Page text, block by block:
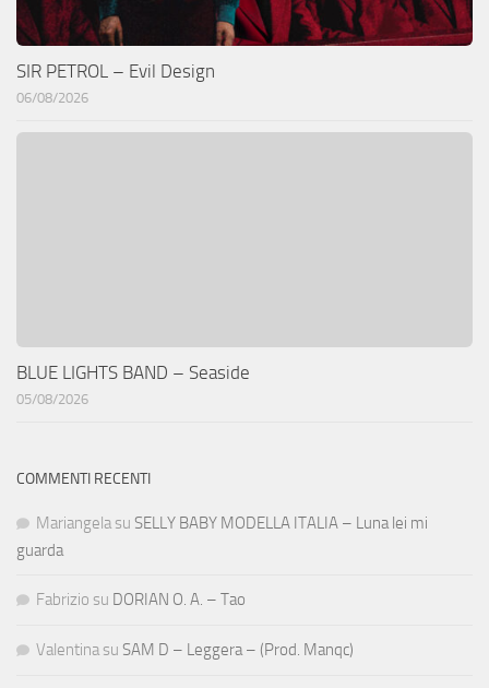
SIR PETROL – Evil Design
06/08/2026
BLUE LIGHTS BAND – Seaside
05/08/2026
COMMENTI RECENTI
Mariangela su SELLY BABY MODELLA ITALIA – Luna lei mi
guarda
Fabrizio su DORIAN O. A. – Tao
Valentina su SAM D – Leggera – (Prod. Manqc)